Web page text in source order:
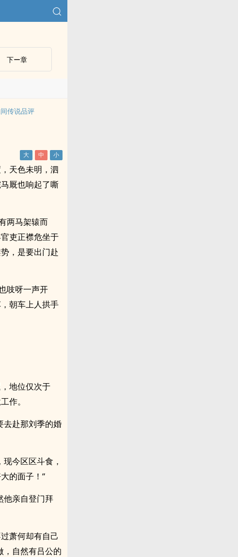
下ー章
传说品评
天色未明，泗
厩也响起了嘶
两马架辕而
吏正襟危坐于
，是要出门赴
吱呀一声开
朝车上人拱手
地位仅次于
作。
去赴那刘季的婚
今区区斗食，
的面子！”
他亲自登门拜
萧何却有自己
，自然有吕公的